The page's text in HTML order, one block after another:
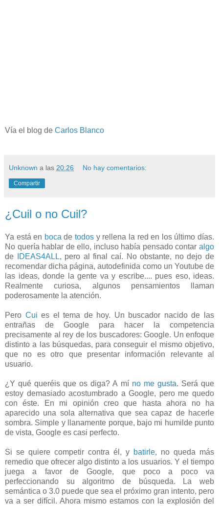
Vía el blog de Carlos Blanco
Unknown a las 20:26 No hay comentarios:
Compartir
¿Cuil o no Cuil?
Ya está en boca detodos y rellena la red en los último días.
No quería hablar de ello, incluso había pensado contar algo
de
IDEAS4ALL, pero al final caí. No obstante, no dejo de
recomendar dicha página, autodefinida como un Youtube de
las ideas, donde la gente va y escribe.... pues eso, ideas.
Realmente curiosa, algunos pensamientos llaman
poderosamente la atención.
Pero Cui es el tema de hoy. Un buscador nacido de las
entrañas de Google para hacer la competencia
precisamente al rey de los buscadores: Google. Un enfoque
distinto a las búsquedas, para conseguir el mismo objetivo,
que no es otro que presentar información relevante al
usuario.
¿Y qué queréis que os diga? A mí no me gusta. Será que
estoy demasiado acostumbrado a Google, pero me quedo
con éste. En mi opinión creo que hasta ahora no ha
aparecido una sola alternativa que sea capaz de hacerle
sombra. Simple y llanamente porque, bajo mi humilde punto
de vista, Google es casi perfecto.
Si se quiere competir contra él, y batirle, no queda más
remedio que ofrecer algo distinto a los usuarios. Y el tiempo
juega a favor de Google, que poco a poco va
perfeccionando su algoritmo de búsqueda. La web
semántica o 3.0 puede que sea el próximo gran intento, pero
va a ser difícil. Ahora mismo estamos con la explosión del